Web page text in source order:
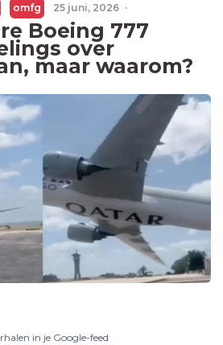
omfg 25 juni, 2026 ·
Boeing 777
over
maar waarom?
in je Google-feed